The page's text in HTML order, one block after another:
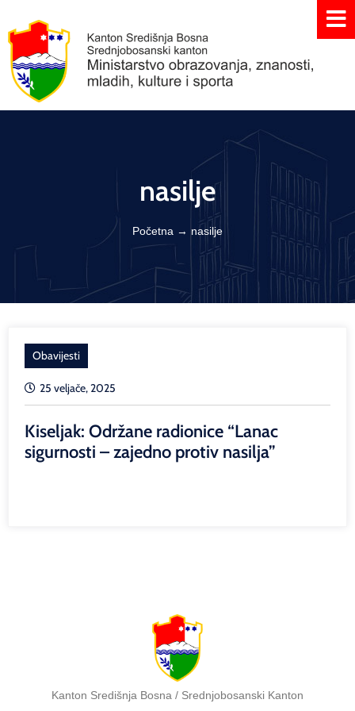
nasilje
Početna → nasilje
Obavijesti
25 veljače, 2025
Kiseljak: Održane radionice “Lanac
sigurnosti – zajedno protiv nasilja”
Kanton Središnja Bosna / Srednjobosanski Kanton